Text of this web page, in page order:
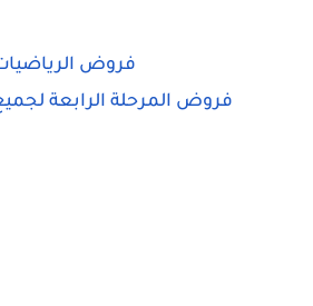
فروض
فروض المرحلة الرابعة